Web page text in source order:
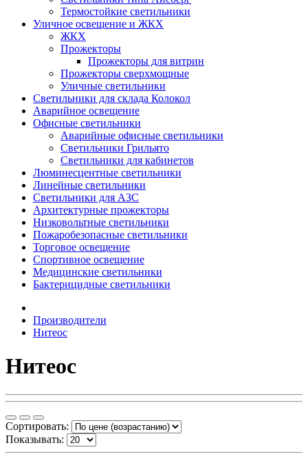
Термостойкие светильники
Уличное освещение и ЖКХ
ЖКХ
Прожекторы
Прожекторы для витрин
Прожекторы сверхмощные
Уличные светильники
Светильники для склада Колокол
Аварийное освещение
Офисные светильники
Аварийные офисные светильники
Светильники Грильято
Светильники для кабинетов
Люминесцентные светильники
Линейные светильники
Светильники для АЗС
Архитектурные прожекторы
Низковольтные светильники
Пожаробезопасные светильники
Торговое освещение
Спортивное освещение
Медицинские светильники
Бактерицидные светильники
Производители
Нитеос
Нитеос
Сортировать:
Показывать: